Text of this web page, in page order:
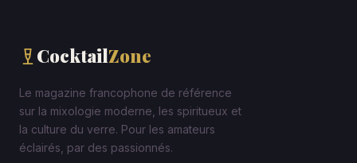
CocktailZone
Le magazine francophone de référence
sur la mixologie moderne, les spiritueux et
la culture du verre. Pour les amateurs
éclairés, par des passionnés.